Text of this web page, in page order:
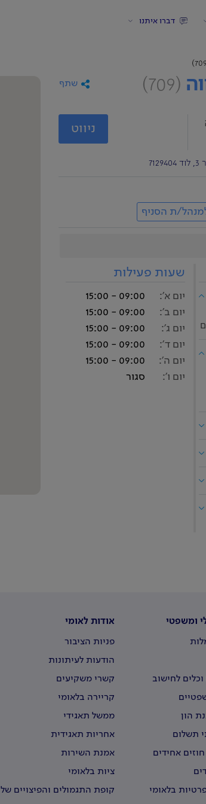
דברו איתנו
(709) שתף
ניווט
ת הסניף
שעות פעילות
יום א':
09:00 - 15:00
יום ב':
09:00 - 15:00
יום ג':
09:00 - 15:00
יום ד':
09:00 - 15:00
יום ה':
09:00 - 15:00
יום ו':
סגור
ומשפטי
לחישוב
הון
תשלום
אחידים
בלאומי
אודות לאומי
פניות הציבור
הודעות לעיתונות
קשרי משקיעים
קריירה בלאומי
ממשל תאגידי
אחריות תאגידית
אמנת השירות
ציות בלאומי
קופת התגמולים והפיצויים של